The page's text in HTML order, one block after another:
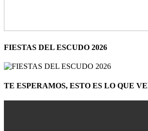
FIESTAS DEL ESCUDO 2026
TE ESPERAMOS, ESTO ES LO QUE